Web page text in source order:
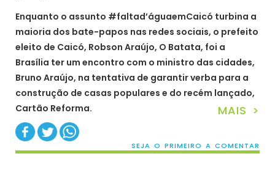
Enquanto o assunto #faltad’águaemCaicó turbina a
maioria dos bate-papos nas redes sociais, o prefeito
eleito de Caicó, Robson Araújo, O Batata, foi a
Brasília ter um encontro com o ministro das cidades,
Bruno Araújo, na tentativa de garantir verba para a
construção de casas populares e do recém lançado,
Cartão Reforma.
MAIS >
SEJA O PRIMEIRO A COMENTAR